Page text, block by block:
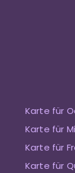
Karte für
Karte für
Karte für
Karte für